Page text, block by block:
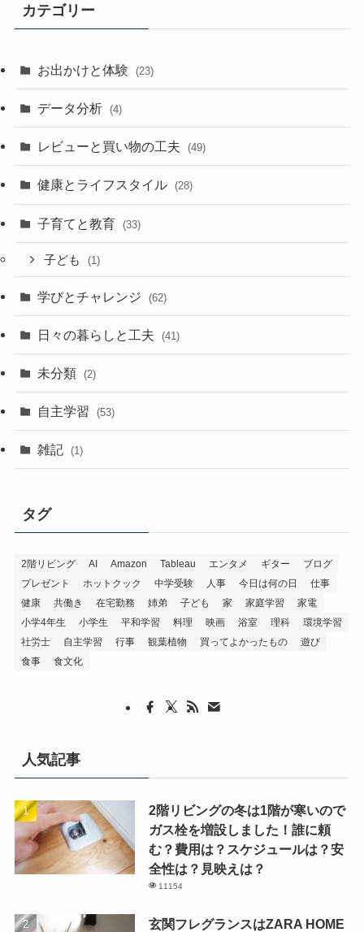
カテゴリー
お出かけと体験 (23)
データ分析 (4)
レビューと買い物の工夫 (49)
健康とライフスタイル (28)
子育てと教育 (33)
子ども (1)
学びとチャレンジ (62)
日々の暮らしと工夫 (41)
未分類 (2)
自主学習 (53)
雑記 (1)
タグ
2階リビング AI Amazon Tableau エンタメ ギター
ブログ
プレゼント
ホットクック 中学受験 人事 今日は何の日
仕事
健康
共働き 在宅勤務 姉弟 子ども 家 家庭学習
家電
小学4年生
小学生 平和学習 料理 映画 浴室 理科
環境学習
社労士
自主学習 行事 観葉植物 買ってよかったもの
遊び
食事
食文化
人気記事
2階リビングの冬は1階が寒いので
ガス栓を増設しました！誰に頼
む？費用は？スケジュールは？安
全性は？見映えは？
11154
玄関フレグランスはZARA HOME